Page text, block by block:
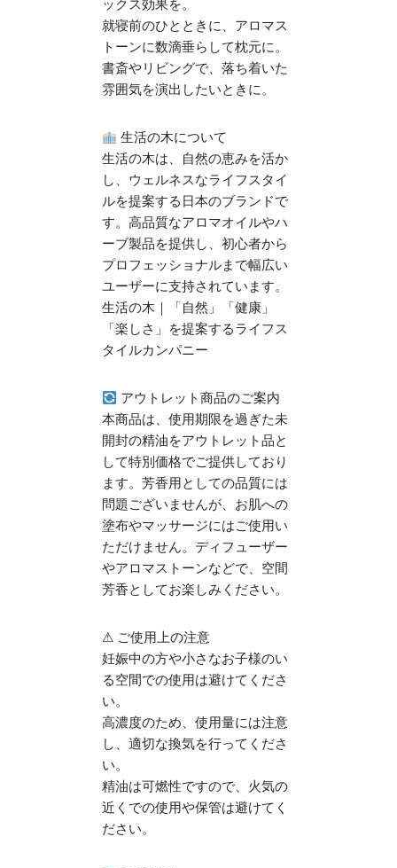
ックス効果を。​
就寝前のひとときに、アロマス
トーンに数滴垂らして枕元に。​
書斎やリビングで、落ち着いた
雰囲気を演出したいときに。​
生活の木について
生活の木は、自然の恵みを活か
し、ウェルネスなライフスタイ
ルを提案する日本のブランドで
す。​高品質なアロマオイルやハ
ーブ製品を提供し、初心者から
プロフェッショナルまで幅広い
ユーザーに支持されています。​
生活の木｜「自然」「健康」
「楽しさ」を提案するライフス
タイルカンパニー
アウトレット商品のご案内
本商品は、使用期限を過ぎた未
開封の精油をアウトレット品と
して特別価格でご提供しており
ます。​芳香用としての品質には
問題ございませんが、お肌への
塗布やマッサージにはご使用い
ただけません。​ディフューザー
やアロマストーンなどで、空間
芳香としてお楽しみください。​
⚠ ご使用上の注意
妊娠中の方や小さなお子様のい
る空間での使用は避けてくださ
い。​
高濃度のため、使用量には注意
し、適切な換気を行ってくださ
い。​
精油は可燃性ですので、火気の
近くでの使用や保管は避けてく
ださい。​